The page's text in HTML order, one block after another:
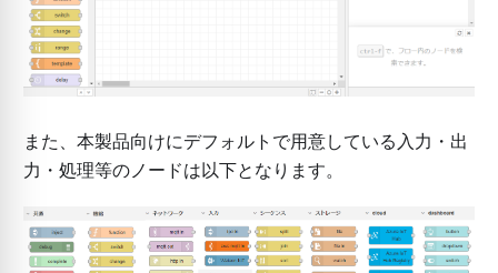
また、本製品向けにデフォルトで用意している入力・出
力・処理等のノードは以下となります。